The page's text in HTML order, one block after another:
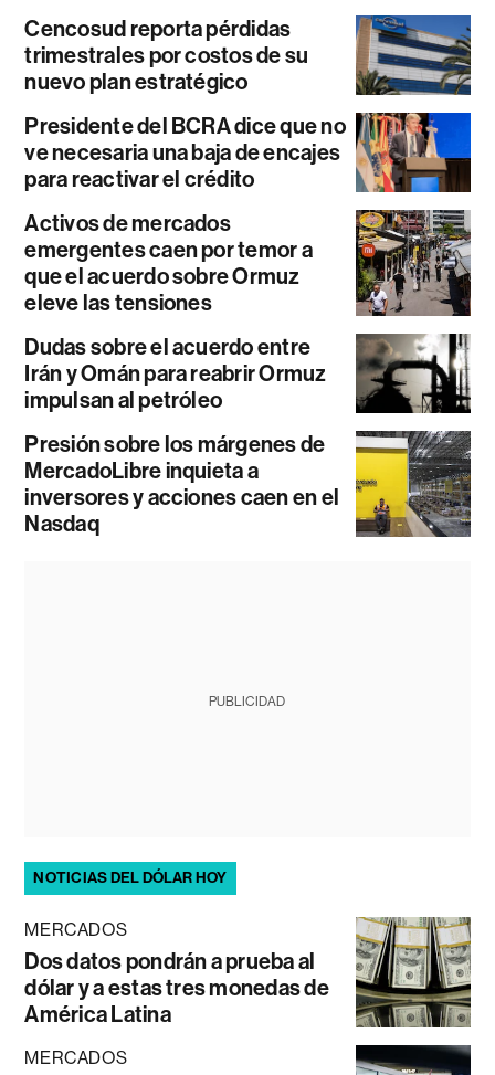
Cencosud reporta pérdidas
trimestrales por costos de su
nuevo plan estratégico
Presidente del BCRA dice que no
ve necesaria una baja de encajes
para reactivar el crédito
Activos de mercados
emergentes caen por temor a
que el acuerdo sobre Ormuz
eleve las tensiones
Dudas sobre el acuerdo entre
Irán y Omán para reabrir Ormuz
impulsan al petróleo
Presión sobre los márgenes de
MercadoLibre inquieta a
inversores y acciones caen en el
Nasdaq
PUBLICIDAD
NOTICIAS DEL DÓLAR HOY
MERCADOS
Dos datos pondrán a prueba al
dólar y a estas tres monedas de
América Latina
MERCADOS